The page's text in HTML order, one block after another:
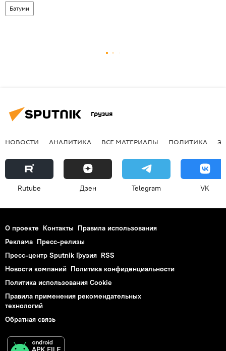
Батуми
Грузия
НОВОСТИ АНАЛИТИКА ВСЕ МАТЕРИАЛЫ ПОЛИТИКА
Rutube Дзен Telegram VK
О проекте Контакты Правила использования
Реклама Пресс-релизы
Пресс-центр Sputnik Грузия RSS
Новости компаний Политика конфиденциальности
Политика использования Cookie
Правила применения рекомендательных
технологий
Обратная связь